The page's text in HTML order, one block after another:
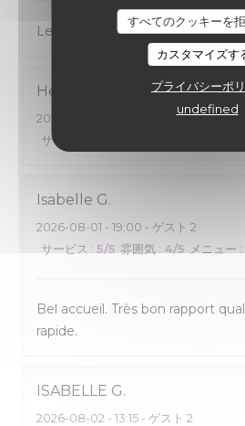
すべてのクッキーを
カスタマイズす
プライバシーポ
undefined
Le cadre est agréable et les
Henri
2026-08-01
- 19:30 - ゲスト 2
サービス
Isabelle G
2026-08-01 - 19:00 - ゲスト 2
サービス : 5/5 雰囲気 : 4/5 メニュー :
Bel accueil. Très bon rapport
rapide.
ISABELLE G
2026-08-02 - 13:15 - ゲスト 2